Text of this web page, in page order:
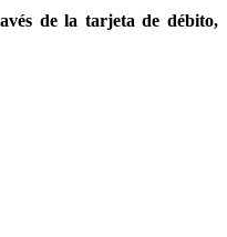
de la tarjeta de débito,